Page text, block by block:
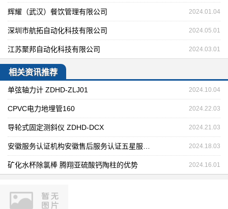
辉耀（武汉）餐饮管理有限公司 2024.01.04
深圳市航拓自动化科技有限公司 2024.05.01
江苏聚邦自动化科技有限公司 2024.03.01
相关资讯推荐
单弦轴力计 ZDHD-ZLJ01 2024.10.04
CPVC电力地埋管160 2024.22.03
导轮式固定测斜仪 ZDHD-DCX 2024.21.03
2024.18.03
矿化水杯除氯棒 腾翔亚硫酸钙陶柱的优势 2024.16.01